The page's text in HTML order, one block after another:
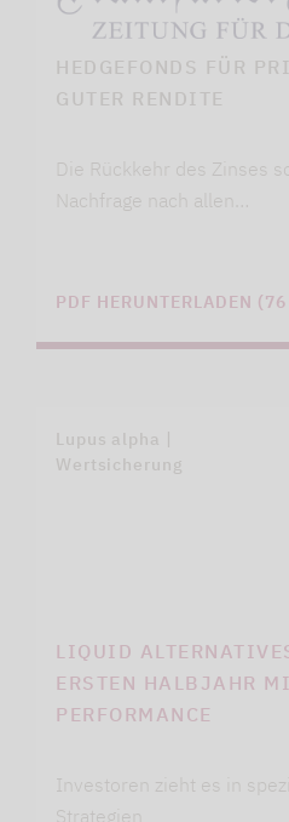
HEDGEFONDS FÜR
GUTER RENDITE
Die Rückkehr des Zinses
Nachfrage nach allen…
PDF HERUNTERLADEN
Lupus alpha |
Wertsicherung
LIQUID
ERSTEN HALBJAHR
PERFORMANCE
Investoren zieht es in
Strategien